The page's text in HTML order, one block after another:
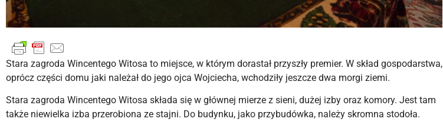
Stara zagroda Wincentego Witosa to miejsce, w którym dorastał przyszły premier. W skład gospodarstwa,
oprócz części domu jaki należał do jego ojca Wojciecha, wchodziły jeszcze dwa morgi ziemi.
Stara zagroda Wincentego Witosa składa się w głównej mierze z sieni, dużej izby oraz komory. Jest tam
także niewielka izba przerobiona ze stajni. Do budynku, jako przybudówka, należy skromna stodoła.